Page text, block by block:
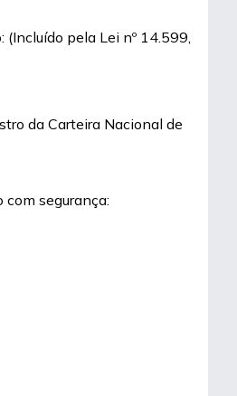
pela Lei nº 14.599,
da Carteira Nacional de
segurança: